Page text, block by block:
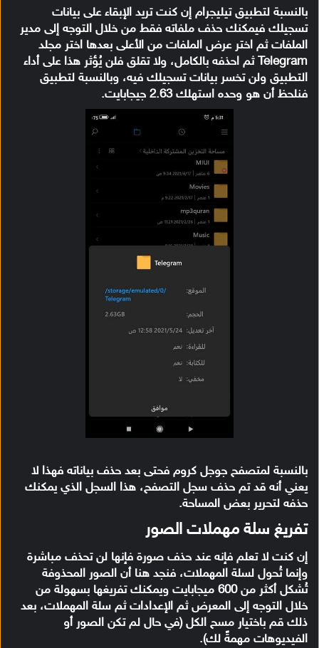
بالنسبة لتطبيق تيليجرام إن كنت تريد الإبقاء على بيانات
تسجيلك فيمكنك حذف ملفاته فقط من خلال التوجه إلى مدير
الملفات ثم اختر عرض الملفات من الأعلى بعدها اختر مجلد
Telegram ثم احذفه بالكامل، ولا تقلق فلن يُؤثر هذا على أداء
التطبيق ولن تخسر بيانات تسجيلك فيه، وبالنسبة لتطبيق
فنلحظ أن هو وحده استهلك 2.63 جيجابايت.
بالنسبة لمتصفح جوجل كروم فحتى بعد حذف بياناته فهذا لا
يعني أنه قد تم حذف سجل التصفح، هذا السجل الذي يمكنك
حذفه لتحرير بعض المساحة.
تفريغ سلة مهملات الصور
إن كنت لا تعلم فإنه عند حذف صورة فإنها لن تحذف مباشرة
وإنما تُحول لسلة المهملات، فنجد هنا أن الصور المحذوفة
تُشكل أكثر من 600 ميجابايت ويمكنك تفريغها بسهولة من
خلال التوجه إلى المعرض ثم الإعدادات ثم سلة المهملات، بعد
ذلك قم باختيار مسح الكل (في حال لم تكن الصور أو
الفيديوهات مهمةً لك).